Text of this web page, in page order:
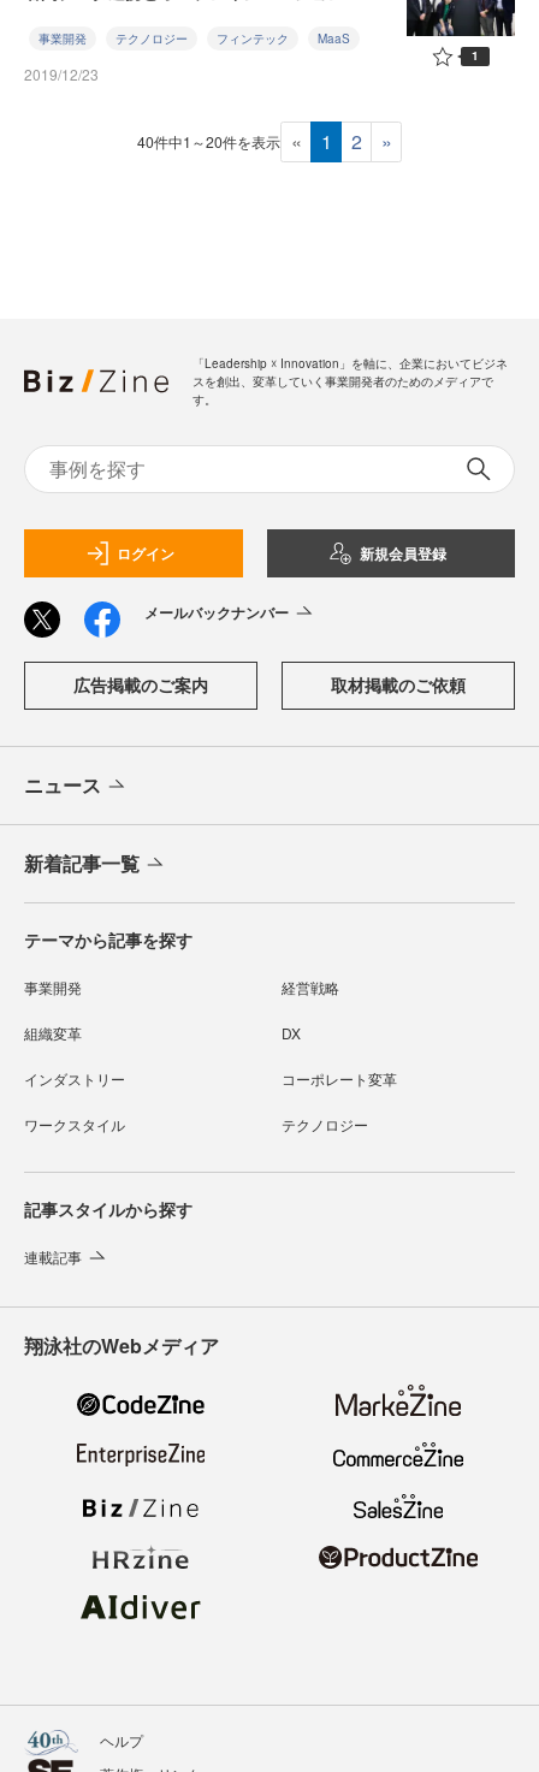
事業開発 テクノロジー フィンテック MaaS
2019/12/23
1
40件中1～20件を表示 « 1 2 »
「Leadership ☓ Innovation」を軸に、企業においてビジネ
スを創出、変革していく事業開発者のためのメディアで
す。
ログイン 新規会員登録
メールバックナンバー
広告掲載のご案内 取材掲載のご依頼
ニュース
新着記事一覧
テーマから記事を探す
事業開発 経営戦略
組織変革 DX
インダストリー コーポレート変革
ワークスタイル テクノロジー
記事スタイルから探す
連載記事
翔泳社のWebメディア
ヘルプ